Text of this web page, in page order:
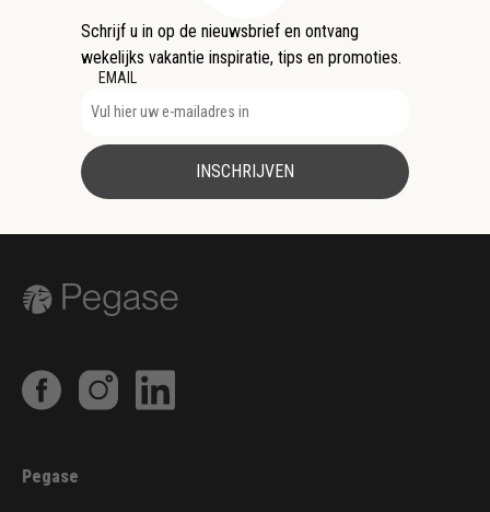
Schrijf u in op de nieuwsbrief en ontvang
wekelijks vakantie inspiratie, tips en promoties.
EMAIL
INSCHRIJVEN
Pegase